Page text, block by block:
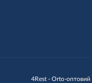
4Rest - Orto-